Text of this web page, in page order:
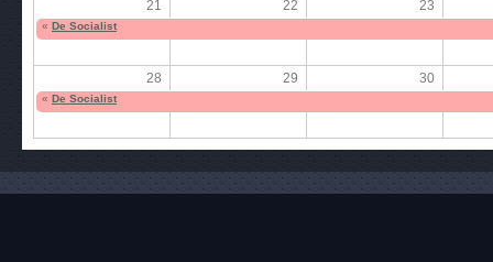
21 22 23
« De Socialist
28 29 30
« De Socialist